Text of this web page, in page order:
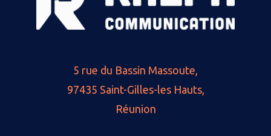
5 rue du Bassin Massoute,
97435 Saint-Gilles-les Hauts,
Réunion